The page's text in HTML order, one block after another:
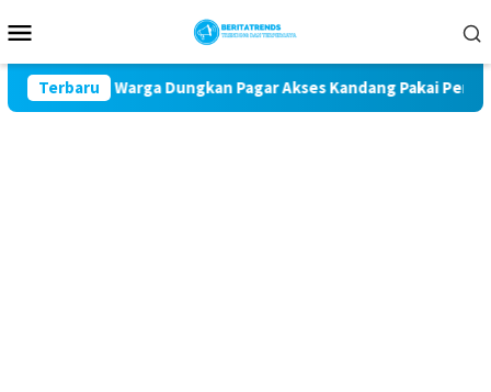
ke
Mobile
Terbaru
Warga Dungkan Pagar Akses Kandang Pakai Peraga Adat